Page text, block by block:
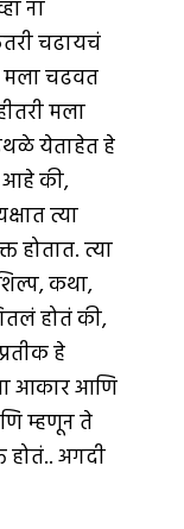
ना
चढायचं
चढवत
मला
येताहेत हे
आहे की,
त्या
होतात. त्या
कथा,
होतं की,
हे
आकार आणि
म्हणून ते
होतं.. अगदी